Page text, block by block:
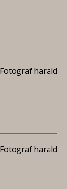
Fotograf harald
Fotograf harald